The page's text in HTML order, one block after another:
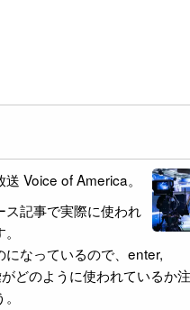
Voice of America。
ス記事で実際に使われ
なっているので、enter,
どのように使われているか